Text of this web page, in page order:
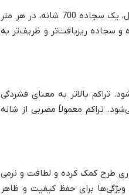
شانه به تعداد گره‌ها (ریشه) در هر متر از عرض سجاده اشاره دارد. به عنوان مثال، یک سجاده 700 شانه، در هر متر
شده و سجاده ریزبافت‌تر و ظریف‌تر به
تراکم بالاتر به معنای فشردگی
تراکم معمولاً مضربی از شانه
طرح کمک کرده و لطافت و نرمی
برای حفظ کیفیت و ظاهر